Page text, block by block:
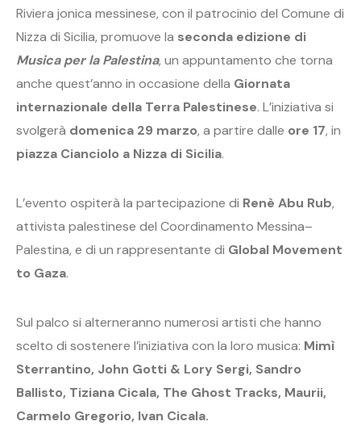
Riviera jonica messinese, con il patrocinio del Comune di
Nizza di Sicilia, promuove la seconda edizione di
Musica per la Palestina, un appuntamento che torna
anche quest’anno in occasione della Giornata
internazionale della Terra Palestinese. L’iniziativa si
svolgerà domenica 29 marzo, a partire dalle ore 17, in
piazza Cianciolo a Nizza di Sicilia.
L’evento ospiterà la partecipazione di Renè Abu Rub,
attivista palestinese del Coordinamento Messina–
Palestina, e di un rappresentante di Global Movement
to Gaza.
Sul palco si alterneranno numerosi artisti che hanno
scelto di sostenere l’iniziativa con la loro musica: Mimì
Sterrantino, John Gotti & Lory Sergi, Sandro
Ballisto, Tiziana Cicala, The Ghost Tracks, Maurii,
Carmelo Gregorio, Ivan Cicala.